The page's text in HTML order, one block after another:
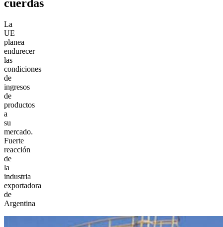
cuerdas
La
UE
planea
endurecer
las
condiciones
de
ingresos
de
productos
a
su
mercado.
Fuerte
reacción
de
la
industria
exportadora
de
Argentina